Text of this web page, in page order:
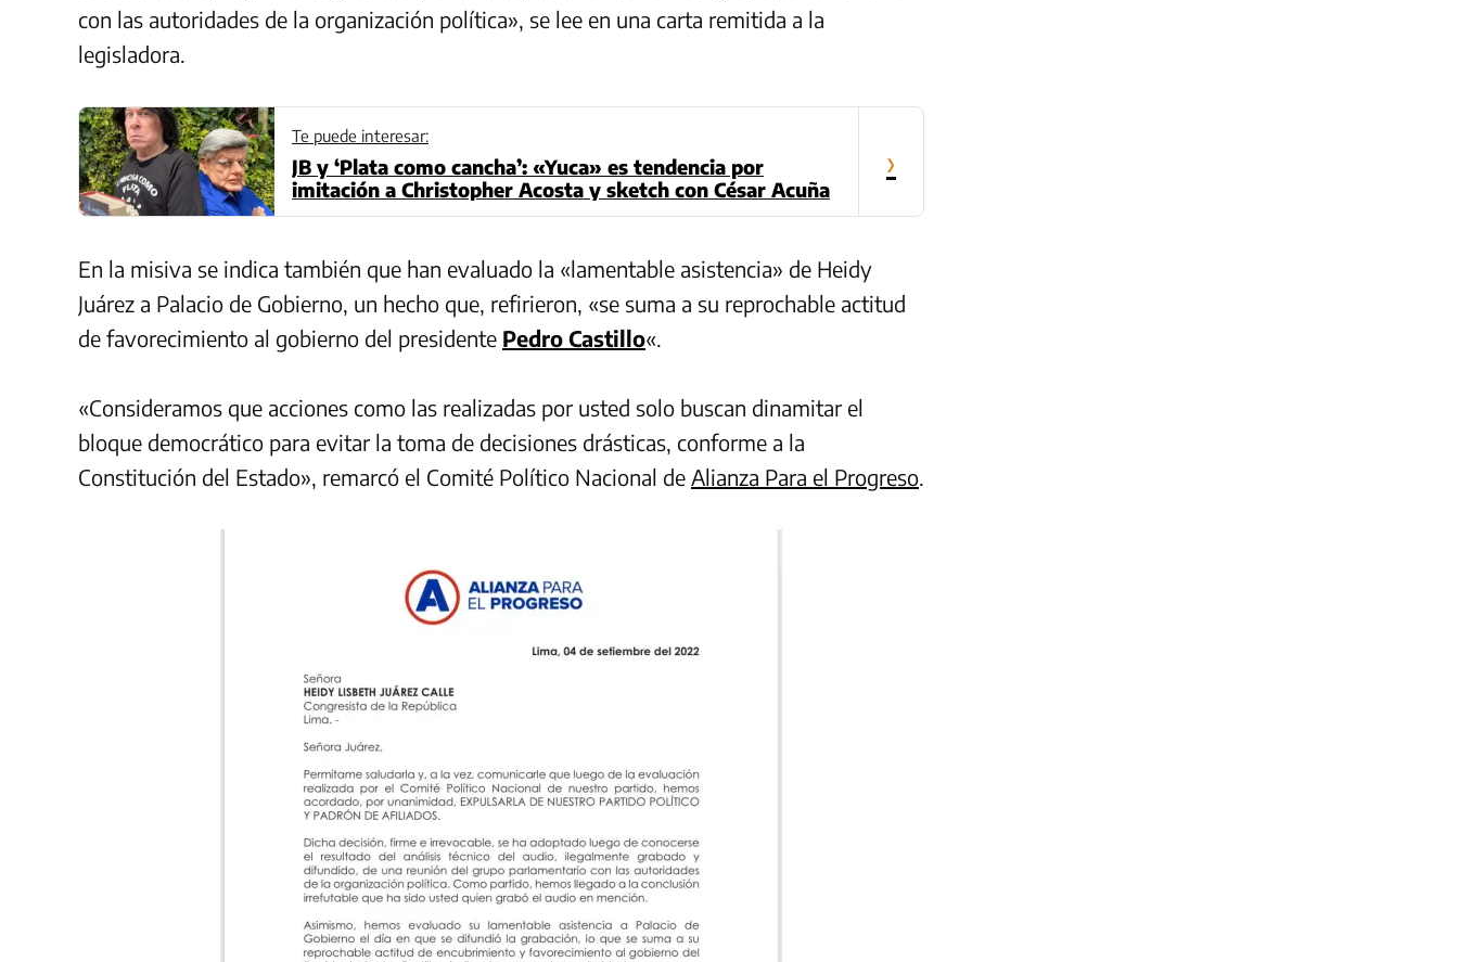
con las autoridades de la organización política», se lee en una carta remitida a la
legisladora.
Te puede interesar:
JB y ‘Plata como cancha’: «Yuca» es tendencia por
imitación a Christopher Acosta y sketch con César Acuña
›
En la misiva se indica también que han evaluado la «lamentable asistencia» de Heidy
Juárez a Palacio de Gobierno, un hecho que, refirieron, «se suma a su reprochable actitud
de favorecimiento al gobierno del presidente Pedro Castillo«.
«Consideramos que acciones como las realizadas por usted solo buscan dinamitar el
bloque democrático para evitar la toma de decisiones drásticas, conforme a la
Constitución del Estado», remarcó el Comité Político Nacional de Alianza Para el Progreso.